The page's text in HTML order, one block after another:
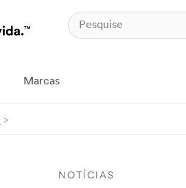
Marcas
NOTÍCIAS